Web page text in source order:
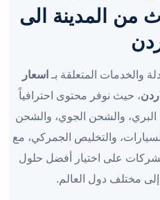
من المدينة الى
والخدمات المتعلقة بـ اسعار
، حيث نوفر محتوى احترافياً
والشحن الجوي، والشحن
والتخليص الجمركي، مع
على اختيار أفضل حلول
مختلف دول العالم.